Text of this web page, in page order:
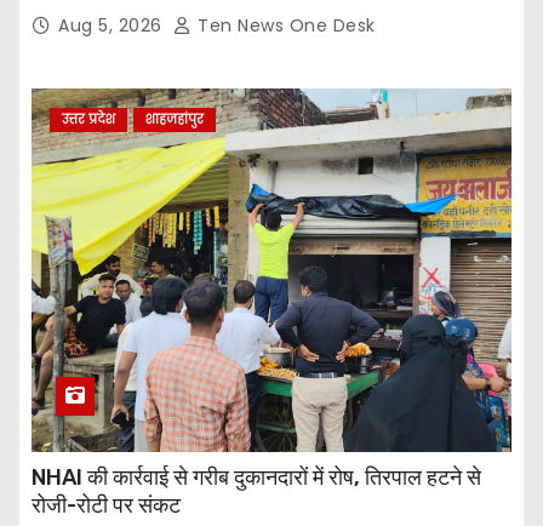
Aug 5, 2026 Ten News One Desk
उत्तर प्रदेश शाहजहांपुर
NHAI की कार्रवाई से गरीब दुकानदारों में रोष, तिरपाल हटने से
रोजी-रोटी पर संकट